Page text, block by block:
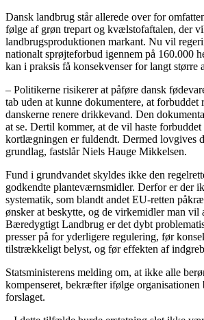
Dansk landbrug står allerede over for
følge af grøn trepart og kvælstofaftalen, der
landbrugsproduktionen markant. Nu vil
nationalt sprøjteforbud igennem på 160.000
kan i praksis få konsekvenser for langt større
– Politikerne risikerer at påføre dansk
tab uden at kunne dokumentere, at
danskerne renere drikkevand. Den
at se. Dertil kommer, at de vil haste
kortlægningen er fuldendt. Dermed lovgives
grundlag, fastslår Niels Hauge Mikkelsen.
Fund i grundvandet skyldes ikke den
godkendte planteværnsmidler. Derfor er der
systematik, som blandt andet EU-retten
ønsker at beskytte, og de virkemidler man vil
Bæredygtigt Landbrug er det dybt
presser på for yderligere regulering, før
tilstrækkeligt belyst, og før effekten af
Statsministerens melding om, at ikke alle
kompenseret, bekræfter ifølge organisationen
forslaget.